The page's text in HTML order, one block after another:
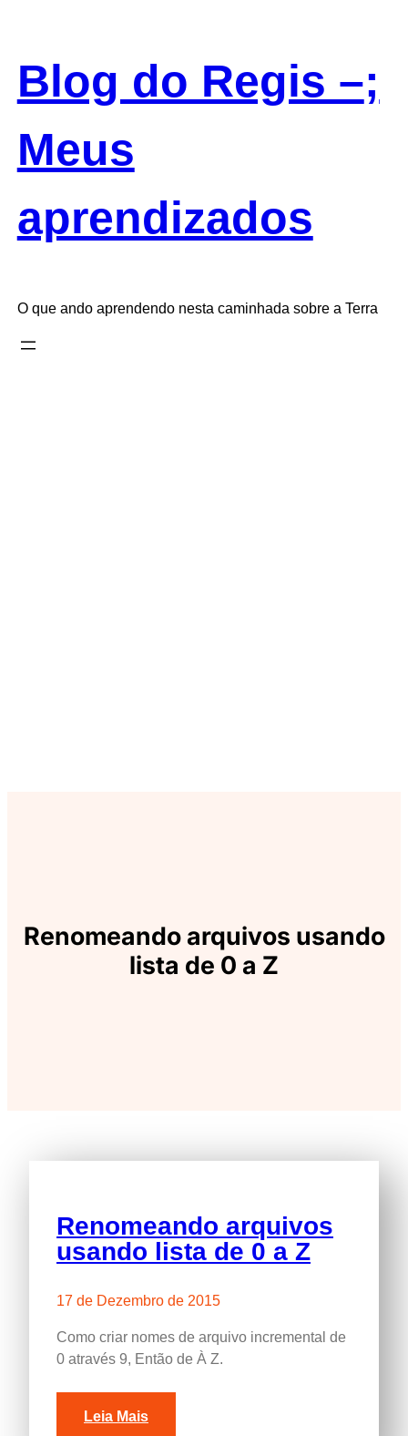
conteúdo
Blog do Regis –;
Meus
aprendizados
O que ando aprendendo nesta caminhada sobre a Terra
Renomeando arquivos usando
lista de 0 a Z
Renomeando arquivos
usando lista de 0 a Z
17 de Dezembro de 2015
Como criar nomes de arquivo incremental de
0 através 9, Então de À Z.
Leia Mais